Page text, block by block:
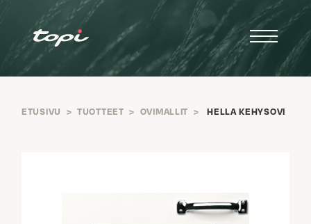
ETUSIVU > TUOTTEET > OVIMALLIT > HELLA KEHYSOVI